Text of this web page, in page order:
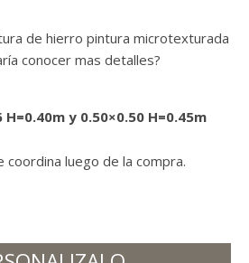
de hierro pintura microtexturada
conocer mas detalles?
y 0.50×0.50 H=0.45m
coordina luego de la compra.